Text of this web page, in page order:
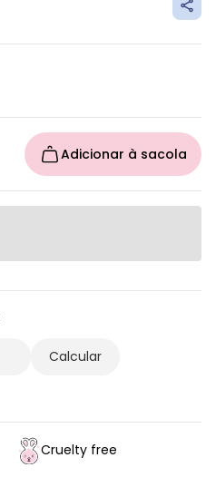
Adicionar à sacola
Cruelty free